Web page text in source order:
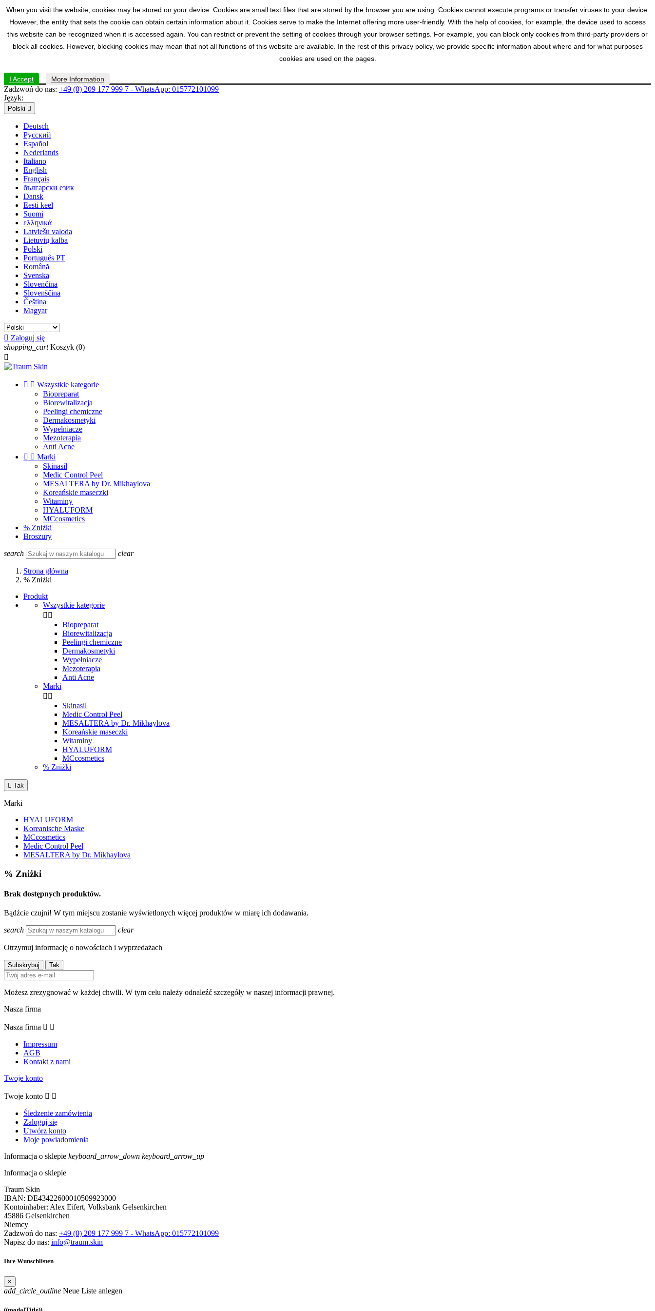
When you visit the website, cookies may be stored on your device. Cookies are small text files that are stored by the browser you are using. Cookies cannot execute programs or transfer viruses to your device.
However, the entity that sets the cookie can obtain certain information about it. Cookies serve to make the Internet offering more user-friendly. With the help of cookies, for example, the device used to access
this website can be recognized when it is accessed again. You can restrict or prevent the setting of cookies through your browser settings. For example, you can block only cookies from third-party providers or
block all cookies. However, blocking cookies may mean that not all functions of this website are available. In the rest of this privacy policy, we provide specific information about where and for what purposes
cookies are used on the pages.
I Accept More Information
Zadzwoń do nas: +49 (0) 209 177 999 7 - WhatsApp: 015772101099
Język:
Polski 
Deutsch
Русский
Español
Nederlands
Italiano
English
Français
български език
Dansk
Eesti keel
Suomi
ελληνικά
Latviešu valoda
Lietuvių kalba
Polski
Português PT
Română
Svenska
Slovenčina
Slovenščina
Čeština
Magyar
 Zaloguj się
shopping_cart Koszyk (0)

  Wszystkie kategorie
Biopreparat
Biorewitalizacja
Peelingi chemiczne
Dermakosmetyki
Wypełniacze
Mezoterapia
Anti Acne
  Marki
Skinasil
Medic Control Peel
MESALTERA by Dr. Mikhaylova
Koreańskie maseczki
Witaminy
HYALUFORM
MCcosmetics
% Zniżki
Broszury
search clear
Strona główna
% Zniżki
Produkt
Wszystkie kategorie
 
Biopreparat
Biorewitalizacja
Peelingi chemiczne
Dermakosmetyki
Wypełniacze
Mezoterapia
Anti Acne
Marki
 
Skinasil
Medic Control Peel
MESALTERA by Dr. Mikhaylova
Koreańskie maseczki
Witaminy
HYALUFORM
MCcosmetics
% Zniżki
 Tak
Marki
HYALUFORM
Koreanische Maske
MCcosmetics
Medic Control Peel
MESALTERA by Dr. Mikhaylova
% Zniżki
Brak dostępnych produktów.
Bądźcie czujni! W tym miejscu zostanie wyświetlonych więcej produktów w miarę ich dodawania.
search clear
Otrzymuj informację o nowościach i wyprzedażach
Możesz zrezygnować w każdej chwili. W tym celu należy odnaleźć szczegóły w naszej informacji prawnej.
Nasza firma
Nasza firma  
Impressum
AGB
Kontakt z nami
Twoje konto
Twoje konto  
Śledzenie zamówienia
Zaloguj się
Utwórz konto
Moje powiadomienia
Informacja o sklepie keyboard_arrow_down keyboard_arrow_up
Informacja o sklepie
Traum Skin
IBAN: DE43422600010509923000
Kontoinhaber: Alex Eifert, Volksbank Gelsenkirchen
45886 Gelsenkirchen
Niemcy
Zadzwoń do nas: +49 (0) 209 177 999 7 - WhatsApp: 015772101099
Napisz do nas: info@traum.skin
Ihre Wunschlisten
×
add_circle_outline Neue Liste anlegen